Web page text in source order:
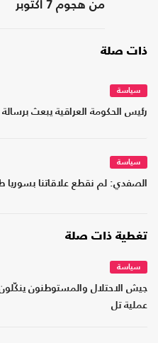
من هجوم 7 أكتوبر
ذات صلة
سياسة
رئيس الحكومة العراقية يبعث
سياسة
الصفدي: لم نقطع علاقاتنا بسوريا
تغطية ذات صلة
سياسة
جيش الاحتلال والمستوطنون
عملية تل